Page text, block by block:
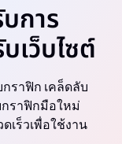
การ
เว็บไซต์
ราฟิก เคล็ดลับ
ราฟิกมือใหม่
เร็วเพื่อใช้งาน